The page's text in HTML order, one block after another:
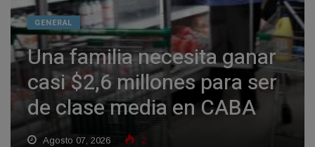
GENERAL
Una familia necesita ganar
casi $2,6 millones para ser
de clase media en CABA
Agosto 07, 2026 2